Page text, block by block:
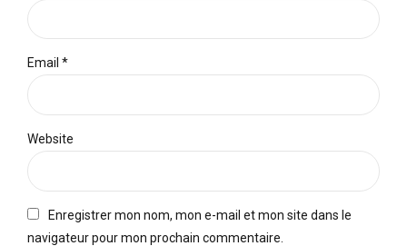
Email *
Website
Enregistrer mon nom, mon e-mail et mon site dans le
navigateur pour mon prochain commentaire.